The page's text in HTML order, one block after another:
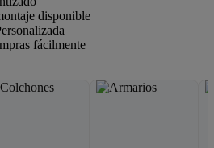
disponible
fácilmente